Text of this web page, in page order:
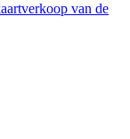
van de